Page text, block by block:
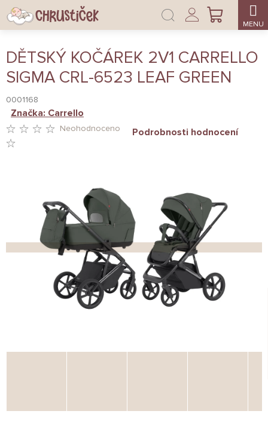
Přejít
na
obsah
NÁKUPNÍ
Přihlášení
DĚTSKÝ KOČÁREK 2V1 CARRELLO
SIGMA CRL-6523 LEAF GREEN
0001168
HVĚZDIČEK.
Neohodnoceno Podrobnosti hodnocení
Značka: Carrello